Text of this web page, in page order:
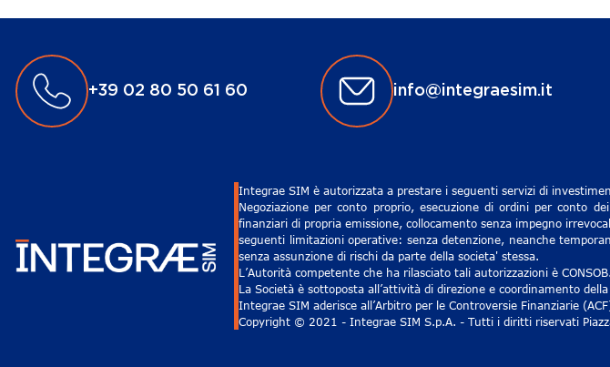
+39 02 80 50 61 60 info@integraesim.it
Integrae SIM è autorizzata a prestare i seguenti servizi di
Negoziazione per conto proprio, esecuzione di ordini per conto
finanziari di propria emissione, collocamento senza impegno
seguenti limitazioni operative: senza detenzione, neanche
senza assunzione di rischi da parte della societa' stessa.
L’Autorità competente che ha rilasciato tali autorizzazioni è CONSOB.
La Società è sottoposta all’attività di direzione e coordinamento
Integrae SIM aderisce all’Arbitro per le Controversie Finanziarie
Copyright © 2021 - Integrae SIM S.p.A. - Tutti i diritti riservati